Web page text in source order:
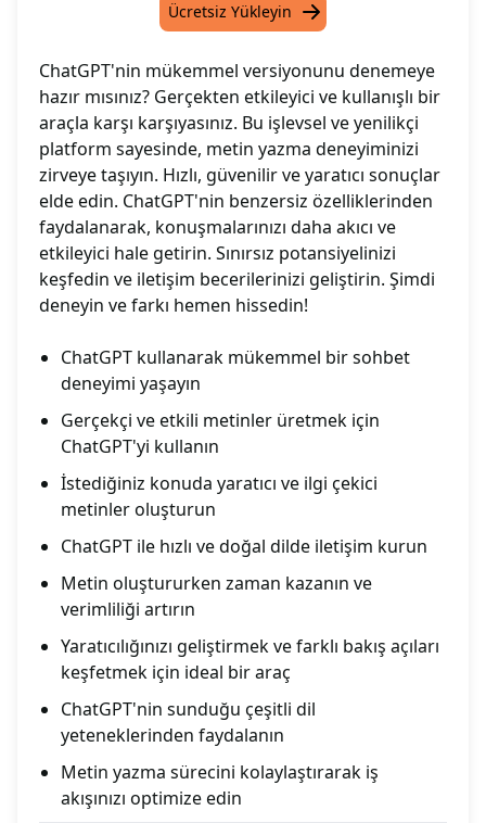
Ücretsiz Yükleyin
ChatGPT'nin mükemmel versiyonunu denemeye
hazır mısınız? Gerçekten etkileyici ve kullanışlı bir
araçla karşı karşıyasınız. Bu işlevsel ve yenilikçi
platform sayesinde, metin yazma deneyiminizi
zirveye taşıyın. Hızlı, güvenilir ve yaratıcı sonuçlar
elde edin. ChatGPT'nin benzersiz özelliklerinden
faydalanarak, konuşmalarınızı daha akıcı ve
etkileyici hale getirin. Sınırsız potansiyelinizi
keşfedin ve iletişim becerilerinizi geliştirin. Şimdi
deneyin ve farkı hemen hissedin!
ChatGPT kullanarak mükemmel bir sohbet
deneyimi yaşayın
Gerçekçi ve etkili metinler üretmek için
ChatGPT'yi kullanın
İstediğiniz konuda yaratıcı ve ilgi çekici
metinler oluşturun
ChatGPT ile hızlı ve doğal dilde iletişim kurun
Metin oluştururken zaman kazanın ve
verimliliği artırın
Yaratıcılığınızı geliştirmek ve farklı bakış açıları
keşfetmek için ideal bir araç
ChatGPT'nin sunduğu çeşitli dil
yeteneklerinden faydalanın
Metin yazma sürecini kolaylaştırarak iş
akışınızı optimize edin